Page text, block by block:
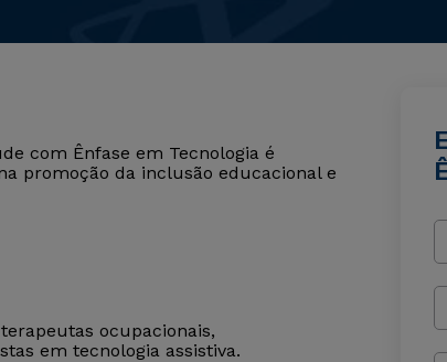
com Ênfase em Tecnologia é
promoção da inclusão educacional e
ocupacionais,
em tecnologia assistiva.